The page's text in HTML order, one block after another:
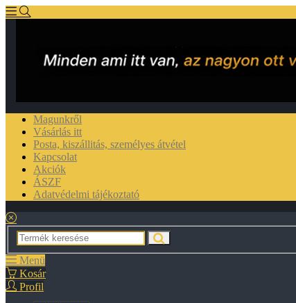
Magunkről
Vásárlás itt
Posta, kiszállitás, személyes átvétel
Kapcsolat
Akciók
ÁSZF
Adatvédelmi tájékoztató
Menü
Kosár
Profil